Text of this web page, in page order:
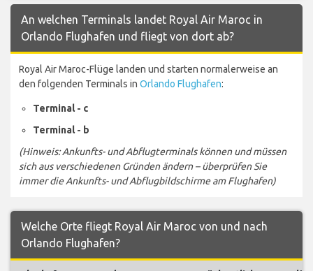
An welchen Terminals landet Royal Air Maroc in
Orlando Flughafen und fliegt von dort ab?
Royal Air Maroc-Flüge landen und starten normalerweise an
den folgenden Terminals in Orlando Flughafen:
Terminal - c
Terminal - b
(Hinweis: Ankunfts- und Abflugterminals können und müssen
sich aus verschiedenen Gründen ändern – überprüfen Sie
immer die Ankunfts- und Abflugbildschirme am Flughafen)
Welche Orte fliegt Royal Air Maroc von und nach
Orlando Flughafen?